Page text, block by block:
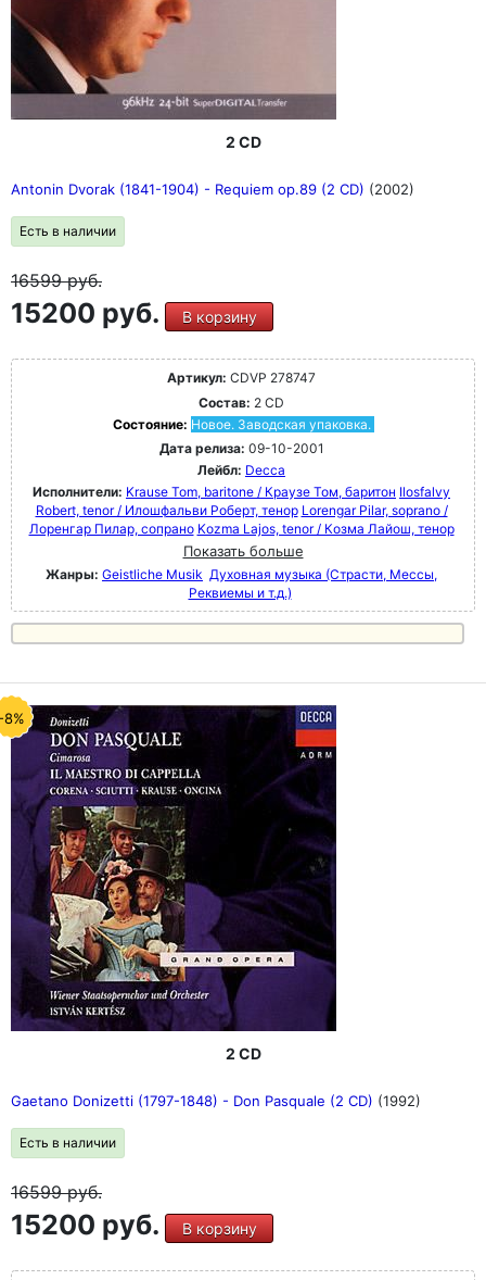
2 CD
Antonin Dvorak (1841-1904) - Requiem op.89 (2 CD) (2002)
Есть в наличии
16599руб.
15200 руб. В корзину
Артикул: CDVP 278747
Состав: 2 CD
Состояние: Новое. Заводская упаковка.
Дата релиза: 09-10-2001
Лейбл: Decca
Исполнители: Krause Tom, baritone / Краузе Том, баритон Ilosfalvy
Robert, tenor / Илошфальви Роберт, тенор Lorengar Pilar, soprano /
Лоренгар Пилар, сопрано Kozma Lajos, tenor / Козма Лайош, тенор
Показать больше
Жанры: Geistliche Musik Духовная музыка (Страсти, Мессы,
Реквиемы и т.д.)
8%
2 CD
Gaetano Donizetti (1797-1848) - Don Pasquale (2 CD) (1992)
Есть в наличии
16599руб.
15200 руб. В корзину